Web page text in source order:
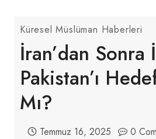
Küresel Müslüman Haberleri
İran’dan Sonra
Pakistan’ı
Mı?
Temmuz 16, 2025 0